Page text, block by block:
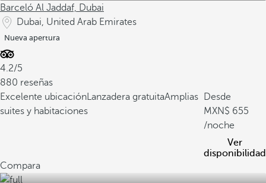
Barceló Al Jaddaf, Dubai
Dubai, United Arab Emirates
Nueva apertura
4.2/5
880 reseñas
Excelente ubicaciónLanzadera gratuitaAmplias
suites y habitaciones
Desde
655
/noche
Ver
disponibilidad
Compara